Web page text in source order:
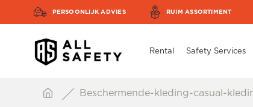
PERSOONLIJK ADVIES RUIM ASSORTIMENT
Rental Safety Services
Beschermende-kleding-casual-